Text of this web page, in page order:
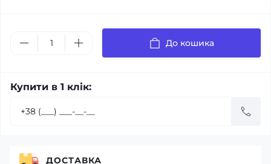
До кошика
Купити в 1 клік:
ДОСТАВКА